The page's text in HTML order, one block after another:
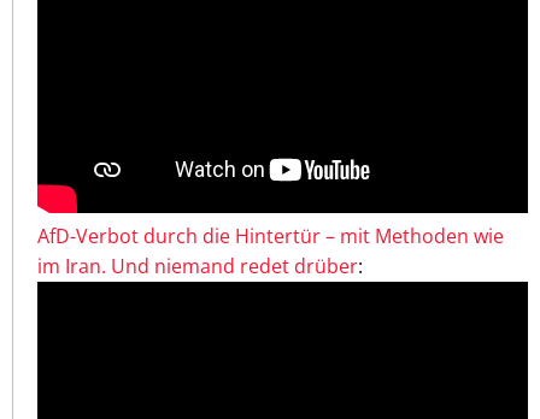
AfD-Verbot durch die Hintertür – mit Methoden wie
im Iran. Und niemand redet drüber: